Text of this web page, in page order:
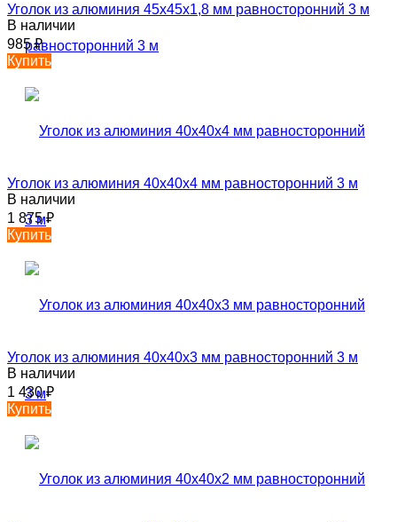
Уголок из алюминия 45х45х1,8 мм равносторонний 3 м
В наличии
985₽
Купить
Уголок из алюминия 40х40х4 мм равносторонний 3 м
В наличии
1 875₽
Купить
Уголок из алюминия 40х40х3 мм равносторонний 3 м
В наличии
1 430₽
Купить